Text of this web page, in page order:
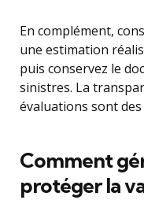
En complément,
une estimation
puis conservez le
sinistres. La
évaluations sont
Comment
protéger la